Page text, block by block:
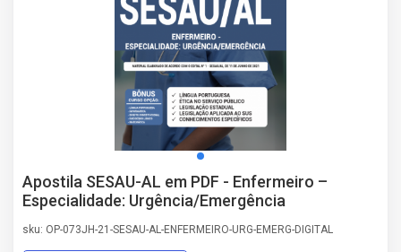
Apostila SESAU-AL em PDF - Enfermeiro –
Especialidade: Urgência/Emergência
sku: OP-073JH-21-SESAU-AL-ENFERMEIRO-URG-EMERG-DIGITAL